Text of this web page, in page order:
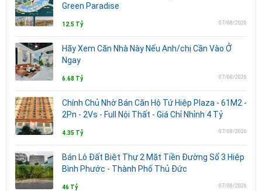
Green Paradise
12.5 Tỷ 07/08/2026
Hãy Xem Căn Nhà Này Nếu Anh/chị Cần Vào Ở
Ngay
6.68 Tỷ 07/08/2026
Chính Chủ Nhờ Bán Căn Hộ Tứ Hiệp Plaza - 61M2 -
2Pn - 2Vs - Full Nội Thất - Giá Chỉ Nhỉnh 4 Tỷ
4.35 Tỷ 07/08/2026
Bán Lô Đất Biệt Thự 2 Mặt Tiền Đường Số 3 Hiệp
Bình Phước - Thành Phố Thủ Đức
46 Tỷ 07/08/2026